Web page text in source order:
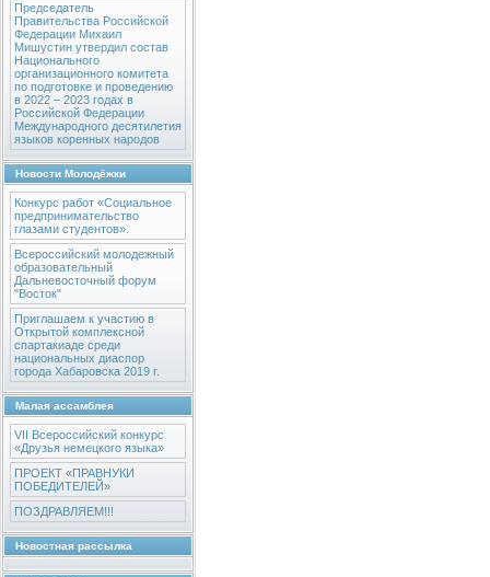
Председатель
Правительства Российской
Федерации Михаил
Мишустин утвердил состав
Национального
организационного комитета
по подготовке и проведению
в 2022 – 2023 годах в
Российской Федерации
Международного десятилетия
языков коренных народов
Новости Молодёжки
Конкурс работ «Социальное
предпринимательство
глазами студентов».
Всероссийский молодежный
образовательный
Дальневосточный форум
"Восток"
Приглашаем к участию в
Открытой комплексной
спартакиаде среди
национальных диаспор
города Хабаровска 2019 г.
Малая ассамблея
VII Всероссийский конкурс
«Друзья немецкого языка»
ПРОЕКТ «ПРАВНУКИ
ПОБЕДИТЕЛЕЙ»
ПОЗДРАВЛЯЕМ!!!
Новостная рассылка